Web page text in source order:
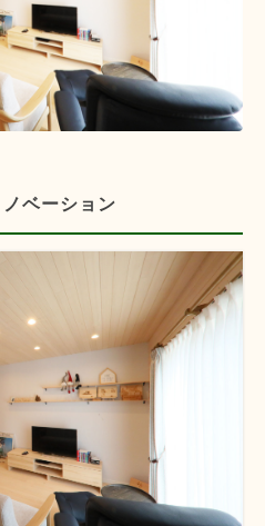
ベーション